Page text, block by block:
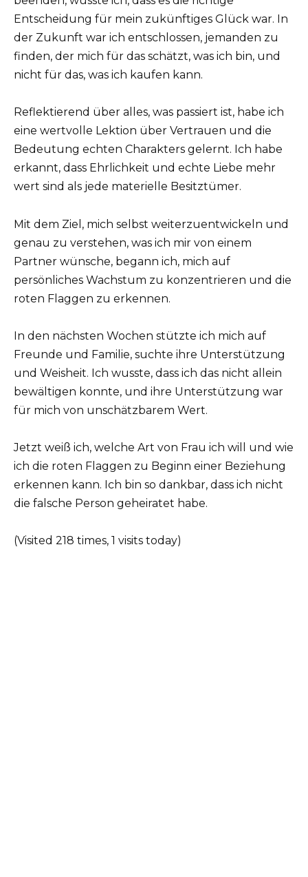
Entscheidung für mein zukünftiges Glück war. In
der Zukunft war ich entschlossen, jemanden zu
finden, der mich für das schätzt, was ich bin, und
nicht für das, was ich kaufen kann.
Reflektierend über alles, was passiert ist, habe ich
eine wertvolle Lektion über Vertrauen und die
Bedeutung echten Charakters gelernt. Ich habe
erkannt, dass Ehrlichkeit und echte Liebe mehr
wert sind als jede materielle Besitztümer.
Mit dem Ziel, mich selbst weiterzuentwickeln und
genau zu verstehen, was ich mir von einem
Partner wünsche, begann ich, mich auf
persönliches Wachstum zu konzentrieren und die
roten Flaggen zu erkennen.
In den nächsten Wochen stützte ich mich auf
Freunde und Familie, suchte ihre Unterstützung
und Weisheit. Ich wusste, dass ich das nicht allein
bewältigen konnte, und ihre Unterstützung war
für mich von unschätzbarem Wert.
Jetzt weiß ich, welche Art von Frau ich will und wie
ich die roten Flaggen zu Beginn einer Beziehung
erkennen kann. Ich bin so dankbar, dass ich nicht
die falsche Person geheiratet habe.
(Visited 218 times, 1 visits today)